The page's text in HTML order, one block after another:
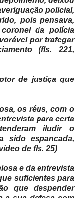
policial,
pois pensava,
da polícia
por trafegar
(fls. 221,
de justiça que
os réus, com o
para certa
iludir o
sido espancada,
de fls. 25)
e da entrevista
suficientes para
que despender